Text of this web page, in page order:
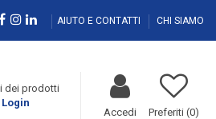
AIUTO E CONTATTI CHI SIAMO
dei prodotti
Login
Accedi Preferiti (0)